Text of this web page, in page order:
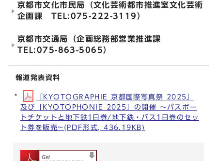
京都市文化市民局（文化芸術都市推進室文化芸術
企画課 TEL:075-222-3119）
京都市交通局（企画総務部営業推進課
TEL:075-863-5065）
報道発表資料
「KYOTOGRAPHIE 京都国際写真祭 2025」
及び「KYOTOPHONIE 2025」の開催 ～パスポー
トチケットと地下鉄1日券/地下鉄・バス1日券のセッ
ト券を販売~(PDF形式, 436.19KB)